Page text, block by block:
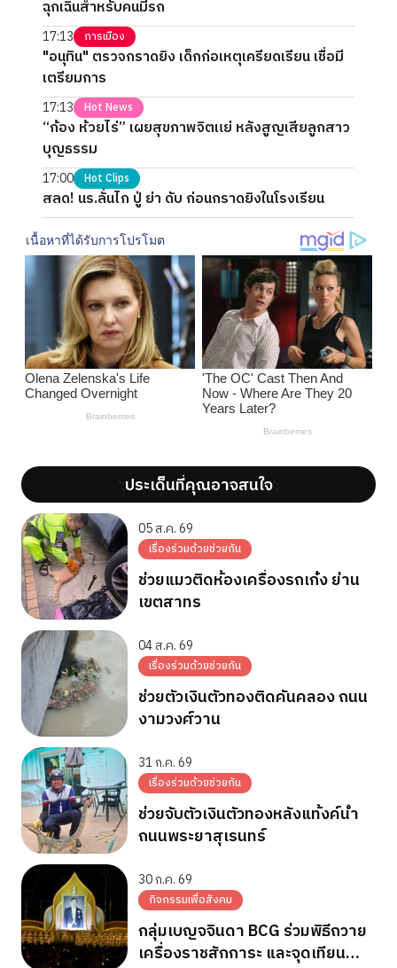
ฉุกเฉินสำหรับคนมีรถ
17:13 การเมือง
"อนุทิน" ตรวจกราดยิง เด็กก่อเหตุเครียดเรียน เชื่อมี
เตรียมการ
17:13 Hot News
“ก้อง ห้วยไร่” เผยสุขภาพจิตแย่ หลังสูญเสียลูกสาว
บุญธรรม
17:00 Hot Clips
สลด! นร.ลั่นไก ปู่ ย่า ดับ ก่อนกราดยิงในโรงเรียน
';ประเด็นที่คุณอาจสนใจ';
05 ส.ค. 69
เรื่องร่วมด้วยช่วยกัน
ช่วยแมวติดห้องเครื่องรถเก๋ง ย่าน
เขตสาทร
04 ส.ค. 69
เรื่องร่วมด้วยช่วยกัน
ช่วยตัวเงินตัวทองติดคันคลอง ถนน
งามวงศ์วาน
31 ก.ค. 69
เรื่องร่วมด้วยช่วยกัน
ช่วยจับตัวเงินตัวทองหลังแท้งค์น้ำ
ถนนพระยาสุเรนทร์
30 ก.ค. 69
กิจกรรมเพื่อสังคม
กลุ่มเบญจจินดา BCG ร่วมพิธีถวาย
เครื่องราชสักการะ และจุดเทียน